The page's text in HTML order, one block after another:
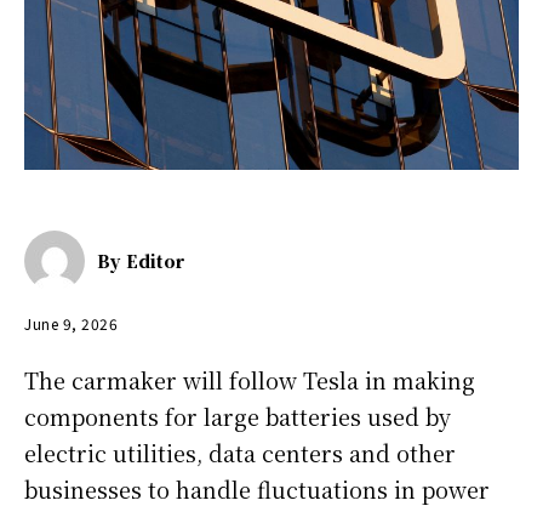
By Editor
June 9, 2026
The carmaker will follow Tesla in making
components for large batteries used by
electric utilities, data centers and other
businesses to handle fluctuations in power